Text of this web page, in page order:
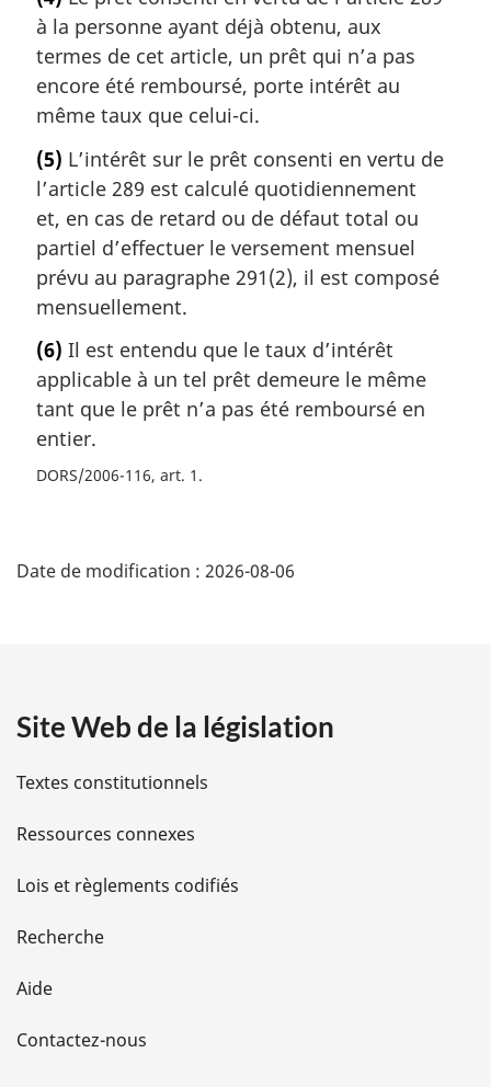
t
e
m
a
g
i
n
a
l
e
:
à la personne ayant déjà obtenu, aux
termes de cet article, un prêt qui n’a pas
encore été remboursé, porte intérêt au
même taux que celui-ci.
(5) L’intérêt sur le prêt consenti en vertu de
l’article 289 est calculé quotidiennement
et, en cas de retard ou de défaut total ou
partiel d’effectuer le versement mensuel
prévu au paragraphe 291(2), il est composé
mensuellement.
(6) Il est entendu que le taux d’intérêt
applicable à un tel prêt demeure le même
tant que le prêt n’a pas été remboursé en
entier.
DORS/2006-116, art. 1
é
i
l
s
d
e
l
Date de modification : 2026-08-06
Site Web de la législation
Textes constitutionnels
Ressources connexes
Lois et règlements codifiés
Recherche
Aide
Contactez-nous